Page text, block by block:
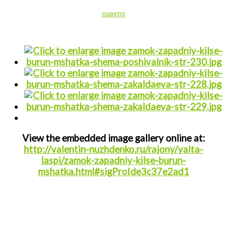
наверх
View the embedded image gallery online at:
http://valentin-nuzhdenko.ru/rajony/yalta-
laspi/zamok-zapadniy-kilse-burun-
mshatka.html#sigProIde3c37e2ad1